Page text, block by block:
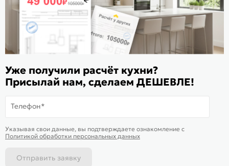
ИКС 1180
© 2015—2026 Интернет-магазин мебели Mebel169.ru
Пользовательское соглашение
Карта сайта
технологии
Уже получили расчёт кухни?
Присылай нам, сделаем ДЕШЕВЛЕ!
Телефон*
Указывая свои данные, вы подтверждаете ознакомление c
Политикой обработки персональных данных
Отправить заявку